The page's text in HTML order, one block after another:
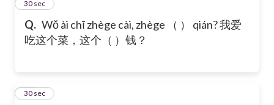
Q. Wǒ ài chī zhège cài, zhège （ ） qián? 我爱
吃这个菜，这个（ ）钱？
12
30 sec
13
30 sec